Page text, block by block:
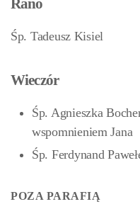
Rano
Śp. Tadeusz Kisiel
Wieczór
Śp. Agnieszka
wspomnieniem Jana
Śp. Ferdynand
POZA PARAFIĄ